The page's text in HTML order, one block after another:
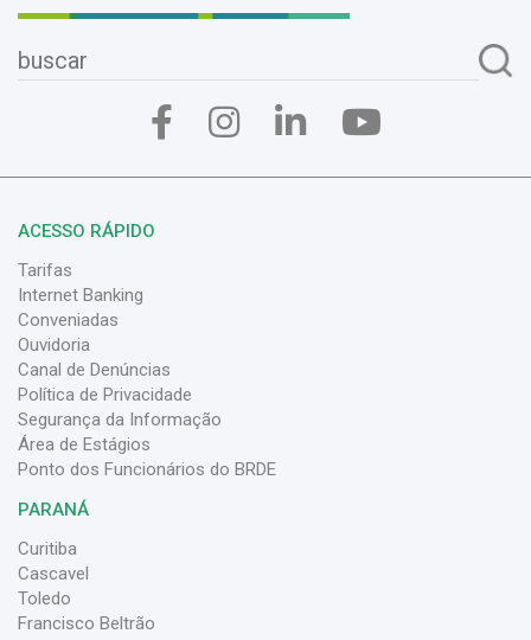
ACESSO RÁPIDO
Tarifas
Internet Banking
Conveniadas
Ouvidoria
Canal de Denúncias
Política de Privacidade
Segurança da Informação
Área de Estágios
Ponto dos Funcionários do BRDE
PARANÁ
Curitiba
Cascavel
Toledo
Francisco Beltrão